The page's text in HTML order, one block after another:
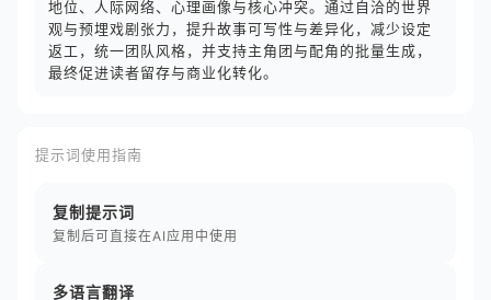
地位、人际网络、心理画像与核心冲突。通过自洽的世界
观与预埋戏剧张力，提升故事可写性与差异化，减少设定
返工，统一团队风格，并支持主角团与配角的批量生成，
最终促进读者留存与商业化转化。
提示词使用指南
复制提示词
复制后可直接在AI应用中使用
多语言翻译